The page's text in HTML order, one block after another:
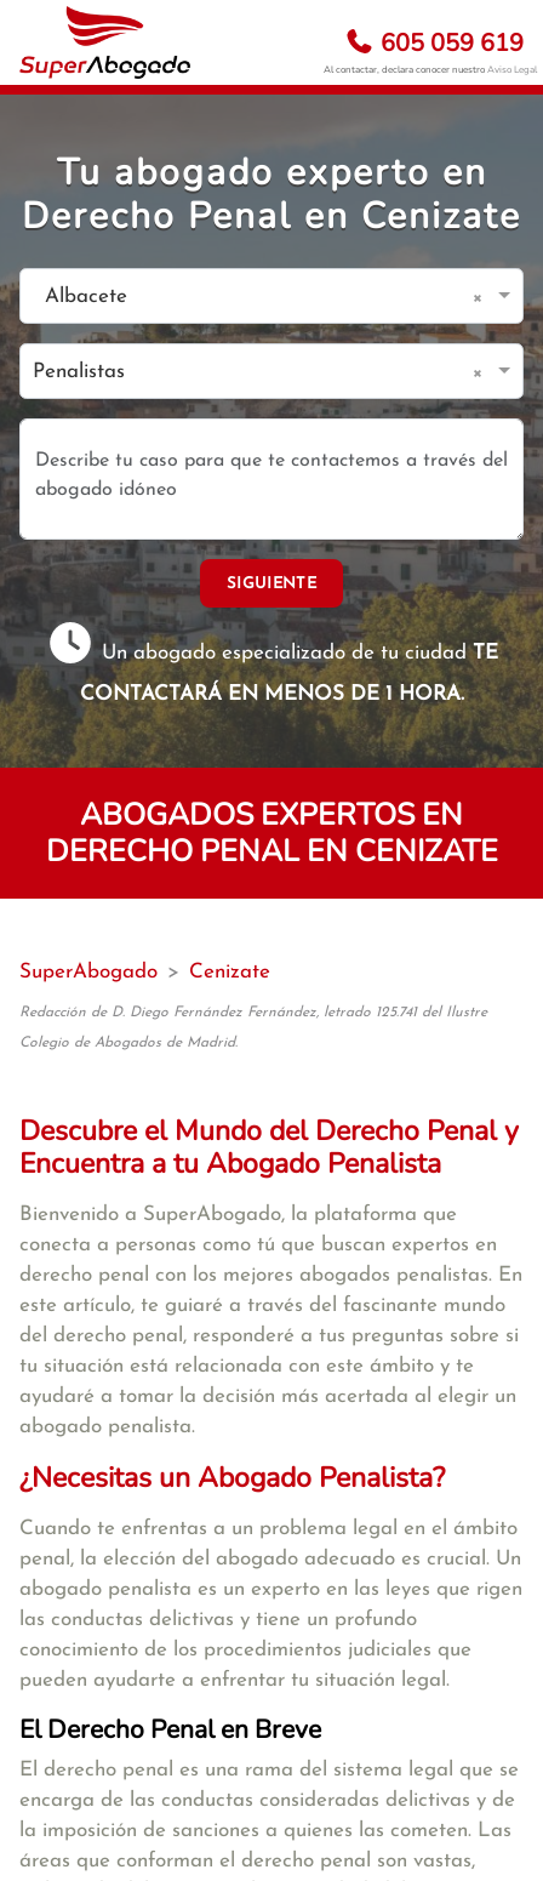
605 059 619
Al contactar, declara conocer nuestroAviso Legal
Tu abogado experto en
Derecho Penal en Cenizate
Albacete ×
Penalistas ×
SIGUIENTE
Un abogado especializado de tu ciudadTE
CONTACTARÁ EN MENOS DE 1 HORA.
ABOGADOS EXPERTOS EN
DERECHO PENAL EN CENIZATE
SuperAbogado > Cenizate
Redacción de D. Diego Fernández Fernández, letrado 125.741 del Ilustre
Colegio de Abogados de Madrid.
Descubre el Mundo del Derecho Penal y
Encuentra a tu Abogado Penalista
Bienvenido a SuperAbogado, la plataforma que
conecta a personas como tú que buscan expertos en
derecho penal con los mejores abogados penalistas. En
este artículo, te guiaré a través del fascinante mundo
del derecho penal, responderé a tus preguntas sobre si
tu situación está relacionada con este ámbito y te
ayudaré a tomar la decisión más acertada al elegir un
abogado penalista.
¿Necesitas un Abogado Penalista?
Cuando te enfrentas a un problema legal en el ámbito
penal, la elección del abogado adecuado es crucial. Un
abogado penalista es un experto en las leyes que rigen
las conductas delictivas y tiene un profundo
conocimiento de los procedimientos judiciales que
pueden ayudarte a enfrentar tu situación legal.
El Derecho Penal en Breve
El derecho penal es una rama del sistema legal que se
encarga de las conductas consideradas delictivas y de
la imposición de sanciones a quienes las cometen. Las
áreas que conforman el derecho penal son vastas,